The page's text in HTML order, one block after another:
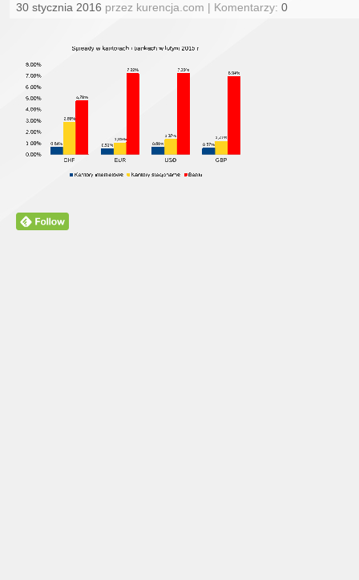
30 stycznia 2016 przez kurencja.com | Komentarzy: 0